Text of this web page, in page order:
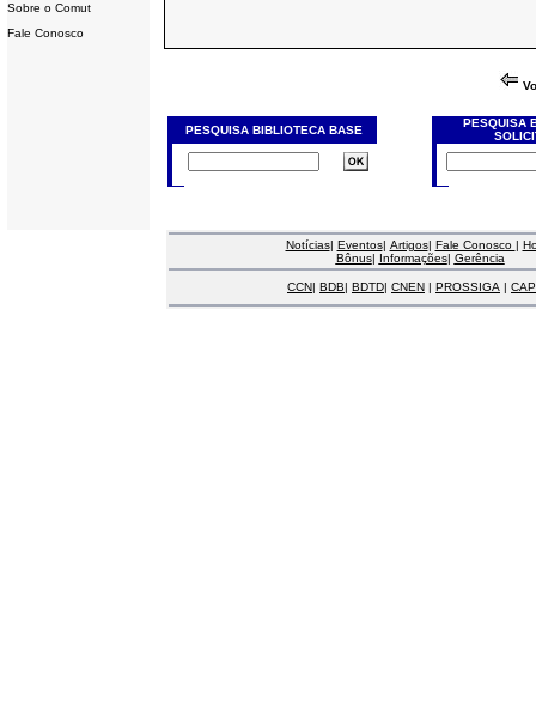
Sobre o Comut
Fale Conosco
PESQUISA BIBLIOTECA BASE
PESQUISA
Notícias| Eventos| Artigos| Fale Conosco |
Bônus| Informações| Gerência
CCN| BDB| BDTD| CNEN | PROSSIGA |